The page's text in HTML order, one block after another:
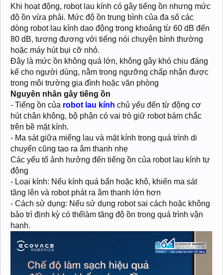
Khi hoạt động, robot lau kính có gây tiếng ồn nhưng mức
độ ồn vừa phải. Mức độ ồn trung bình của đa số các
dòng robot lau kính dao động trong khoảng từ 60 dB đến
80 dB, tương đương với tiếng nói chuyện bình thường
hoặc máy hút bụi cỡ nhỏ.
Đây là mức ồn không quá lớn, không gây khó chịu đáng
kể cho người dùng, nằm trong ngưỡng chấp nhận được
trong môi trường gia đình hoặc văn phòng
Nguyên nhân gây tiếng ồn
- Tiếng ồn của robot lau kính chủ yếu đến từ động cơ
hút chân không, bộ phận có vai trò giữ robot bám chắc
trên bề mặt kính.
- Ma sát giữa miếng lau và mặt kính trong quá trình di
chuyển cũng tạo ra âm thanh nhẹ
Các yếu tố ảnh hưởng đến tiếng ồn của robot lau kính tự
động
- Loại kính: Nếu kính quá bẩn hoặc khô, khiến ma sát
tăng lên và robot phát ra âm thanh lớn hơn
- Cách sử dụng: Nếu sử dụng robot sai cách hoặc không
bảo trì định kỳ có thểlàm tăng độ ồn trong quá trình vận
hanh.